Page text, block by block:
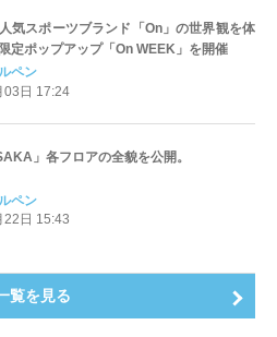
気スポーツブランド「On」の世界観を体
定ポップアップ「On WEEK」を開催
ペン
03日 17:24
」各フロアの全貌を公開。
ペン
日 15:43
覧を見る